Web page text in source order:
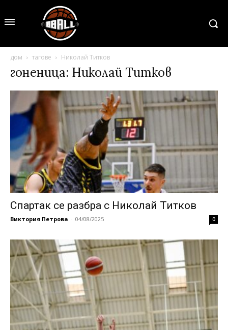
дом тагове Николай Титков
гоненица: Николай Титков
Спартак се разбра с Николай Титков
Виктория Петрова - 04/08/2025 0